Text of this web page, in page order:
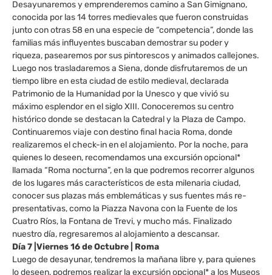
Desayunaremos y emprenderemos camino a San Gimignano,
conocida por las 14 torres medievales que fueron construidas
junto con otras 58 en una especie de “competencia”, donde las
familias más influyentes buscaban demostrar su poder y
riqueza, pasearemos por sus pintorescos y animados callejones.
Luego nos trasladaremos a Siena, donde disfrutaremos de un
tiempo libre en esta ciudad de estilo medieval, declarada
Patrimonio de la Humanidad por la Unesco y que vivió su
máximo esplendor en el siglo XIII. Conoceremos su centro
histórico donde se destacan la Catedral y la Plaza de Campo.
Continuaremos viaje con destino final hacia Roma, donde
realizaremos el check-in en el alojamiento. Por la noche, para
quienes lo deseen, recomendamos una excursión opcional*
llamada “Roma nocturna”, en la que podremos recorrer algunos
de los lugares más característicos de esta milenaria ciudad,
conocer sus plazas más emblemáticas y sus fuentes más re-
presentativas, como la Piazza Navona con la Fuente de los
Cuatro Ríos, la Fontana de Trevi, y mucho más. Finalizado
nuestro día, regresaremos al alojamiento a descansar.
Día 7 |Viernes 16 de Octubre | Roma
Luego de desayunar, tendremos la mañana libre y, para quienes
lo deseen, podremos realizar la excursión opcional* a los Museos